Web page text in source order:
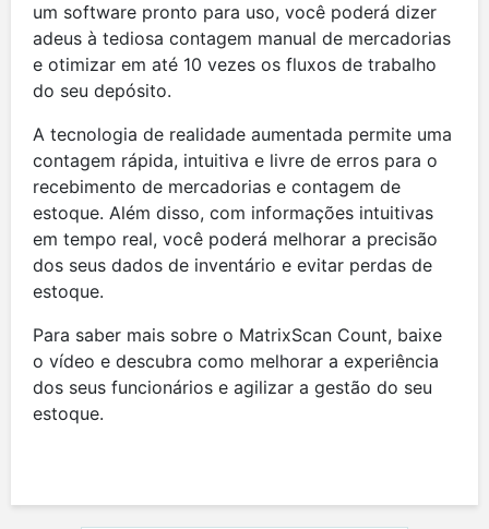
um software pronto para uso, você poderá dizer
adeus à tediosa contagem manual de mercadorias
e otimizar em até 10 vezes os fluxos de trabalho
do seu depósito.
A tecnologia de realidade aumentada permite uma
contagem rápida, intuitiva e livre de erros para o
recebimento de mercadorias e contagem de
estoque. Além disso, com informações intuitivas
em tempo real, você poderá melhorar a precisão
dos seus dados de inventário e evitar perdas de
estoque.
Para saber mais sobre o MatrixScan Count, baixe
o vídeo e descubra como melhorar a experiência
dos seus funcionários e agilizar a gestão do seu
estoque.